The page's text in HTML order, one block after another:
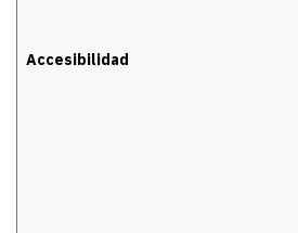
Accesibilidad